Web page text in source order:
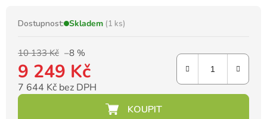
Dostupnost: Skladem (1 ks)
10 133 Kč –8 %
9 249 Kč
7 644 Kč bez DPH